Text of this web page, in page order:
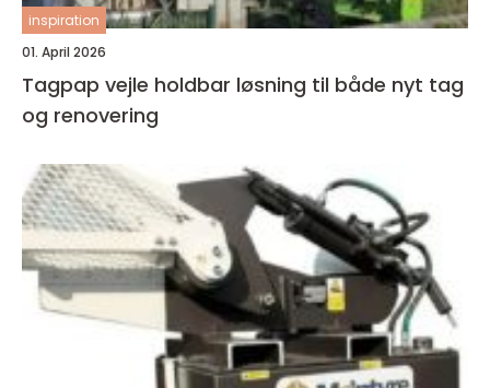
inspiration
01. April 2026
Tagpap vejle holdbar løsning til både nyt tag
og renovering